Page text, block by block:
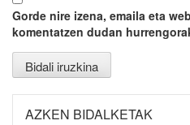
Gorde nire izena, emaila eta
komentatzen dudan
AZKEN BIDALKETAK